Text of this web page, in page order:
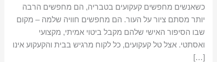
כשאנשים מחפשים קעקועים בטבריה, הם מחפשים הרבה
יותר מסתם ציור על העור. הם מחפשים חוויה שלמה – מקום
שבו הסיפור האישי שלהם מקבל ביטוי אמיתי, מקצועי
ואסתטי. אצל טל קעקועים, כל לקוח מרגיש בבית והקעקוע אינו
[…]